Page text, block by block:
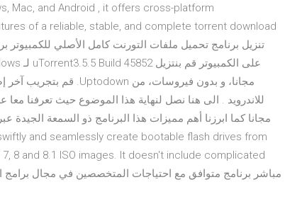
Mac, and Android , it offers cross-platform
of a reliable, stable, and complete torrent download
and seamlessly create bootable flash drives from
مباشر برنامج متوافق مع احتياجات المتخصصين في مجال برامج